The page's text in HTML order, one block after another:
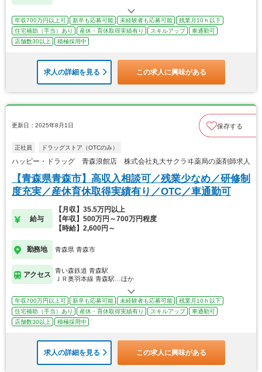
年収700万円以上可 新卒も応募可能 未経験者も応募可能
残業月10ｈ以下
住宅補助（手当）あり
産休・育休取得実績有り スキルアップ
車通勤可
店舗数30以上
積極採用中
求人の詳細を見る この求人に興味がある
更新日：2025年8月1日 保存する
正社員 ドラッグストア（OTCのみ）
ハッピー・ドラッグ 青森浪館店 株式会社丸大サクラヰ薬局の薬剤師求人
【青森県青森市】高収入相談可／残業少なめ／研修制
度充実／産休育休取得実績有り／OTC／車通勤可
給与
【月収】35.5万円以上
【年収】500万円～700万円程度
【時給】2,600円～
勤務地 青森県 青森市
アクセス
青い森鉄道 青森駅
ＪＲ奥羽本線 青森駅…ほか
年収700万円以上可 新卒も応募可能 未経験者も応募可能
残業月10ｈ以下
住宅補助（手当）あり
産休・育休取得実績有り スキルアップ
車通勤可
店舗数30以上
積極採用中
求人の詳細を見る この求人に興味がある